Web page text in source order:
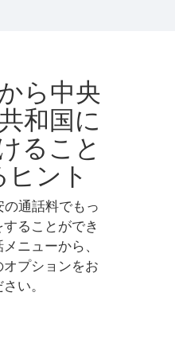
ら中央
和国に
ること
ント
通話料でもっ
ることができ
ニューから、
プションをお
い。